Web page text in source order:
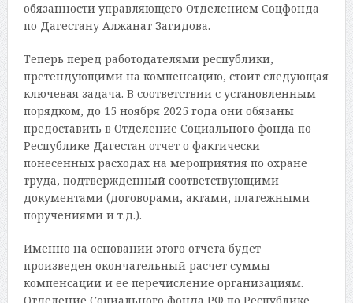
обязанности управляющего Отделением Соцфонда
по Дагестану Алжанат Загидова.
Теперь перед работодателями республики,
претендующими на компенсацию, стоит следующая
ключевая задача. В соответствии с установленным
порядком, до 15 ноября 2025 года они обязаны
предоставить в Отделение Социального фонда по
Республике Дагестан отчет о фактически
понесенных расходах на мероприятия по охране
труда, подтвержденный соответствующими
документами (договорами, актами, платежными
поручениями и т.д.).
Именно на основании этого отчета будет
произведен окончательный расчет суммы
компенсации и ее перечисление организациям.